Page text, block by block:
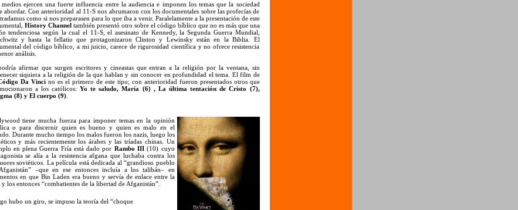
medios ejercen una fuerte influencia entre la audiencia e imponen los temas que la sociedad
abordar. Con anterioridad al 11-S nos abrumaron con los documentales sobre las profecías de
como si nos preparasen para lo que iba a venir. Paralelamente a la presentación de este
History Channeltambién presentó otro sobre el código bíblico que no es más que una
tendenciosa según la cual el 11-S, el asesinato de Kennedy, la Segunda Guerra Mundial,
y hasta la fellatio que protagonizaron Clinton y Lewinsky están en la Biblia. El
del código bíblico, a mi juicio, carece de rigurosidad científica y no ofrece resistencia
análisis.
afirmar que surgen escritores y cineastas que entran a la religión por la ventana, sin
siquiera a la religión de la que hablan y sin conocer en profundidad el tema. El film de
Da Vincino es el primero de este tipo; con anterioridad fueron presentados otros que
a los católicos:Yo te saludo, María (6) , La última tentación de Cristo (7),
(8) y El cuerpo (9).
tiene mucha fuerza para imponer temas en la opinión
o para discernir quien es bueno y quien es malo en el
Durante mucho tiempo los malos fueron los nazis, luego los
y más recientemente los árabes y las tríadas chinas. Un
en plena Guerra Fría está dado por Rambo III(10) cuyo
se alía a la resistencia afgana que luchaba contra los
soviéticos. La película está dedicada al “grandioso pueblo
–que en ese entonces incluía a los talibán– en
en que Bin Laden era bueno y servía de enlace entre la
los entonces “combatientes de la libertad de Afganistán”.
hubo un giro, se impuso la teoría del “choque